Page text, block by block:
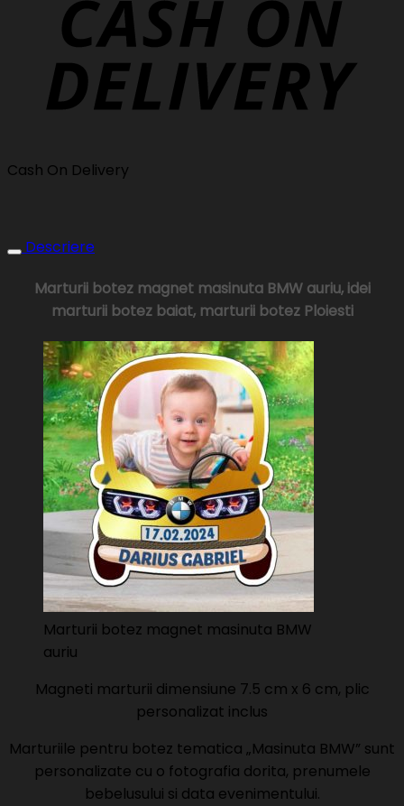
Cash On Delivery
Descriere
Marturii botez magnet masinuta BMW auriu, idei
marturii botez baiat, marturii botez Ploiesti
Marturii botez magnet masinuta BMW
auriu
Magneti marturii dimensiune 7.5 cm x 6 cm, plic
personalizat inclus
Marturiile pentru botez tematica „Masinuta BMW” sunt
personalizate cu o fotografia dorita, prenumele
bebelusului si data evenimentului.